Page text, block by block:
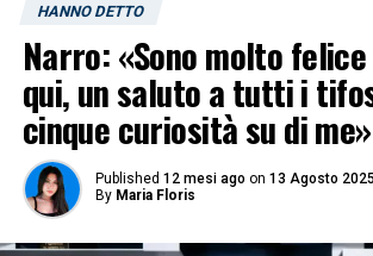
HANNO DETTO
Narro: «Sono molto
qui, un saluto a tutti i
cinque curiosità su di me»
Published 12 mesi ago on 13 Agosto 2025
By Maria Floris